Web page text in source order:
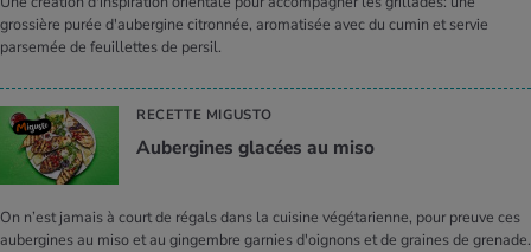
grossière purée d'aubergine citronnée, aromatisée avec du cumin et servie
parsemée de feuillettes de persil.
RECETTE MIGUSTO
Auber­gines gla­cées au miso
On n’est jamais à court de régals dans la cuisine végétarienne, pour preuve ces
aubergines au miso et au gingembre garnies d'oignons et de graines de grenade.